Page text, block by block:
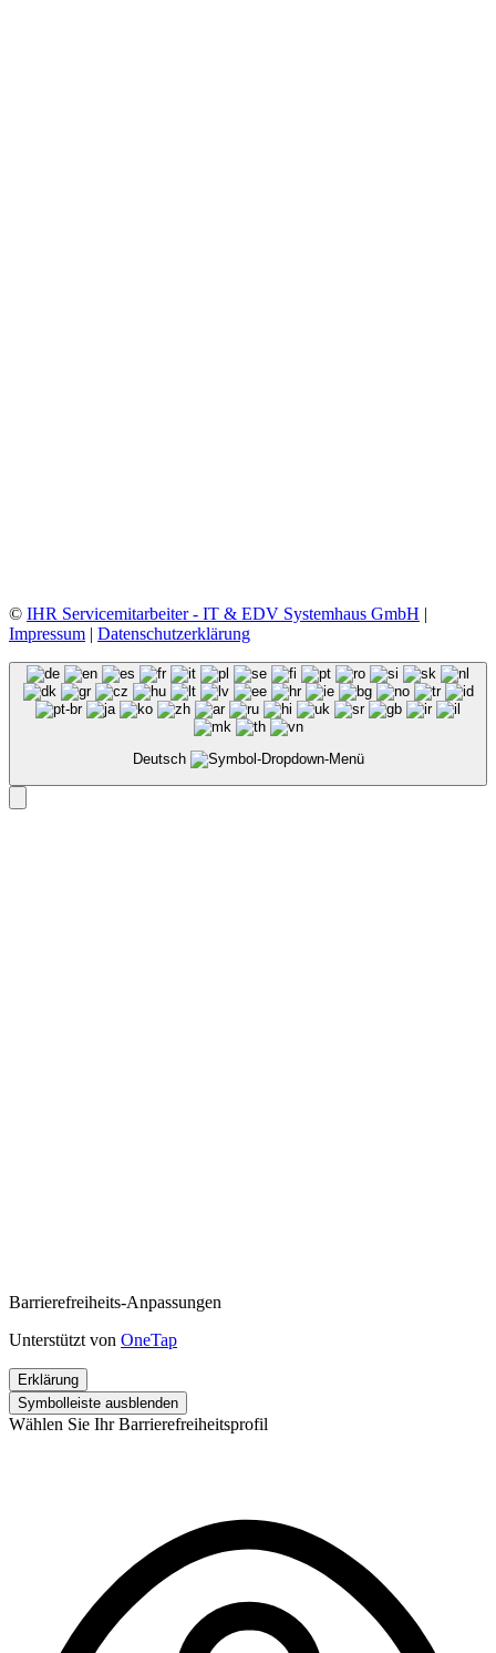
© IHR Servicemitarbeiter - IT & EDV Systemhaus GmbH |
Impressum | Datenschutzerklärung
Deutsch
Barrierefreiheits-Anpassungen
Unterstützt von OneTap
Erklärung
Symbolleiste ausblenden
Wählen Sie Ihr Barrierefreiheitsprofil